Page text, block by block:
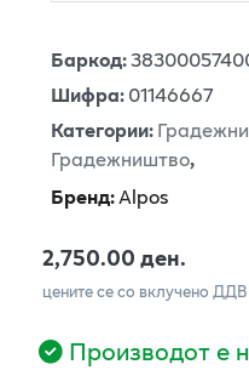
Баркод:
Шифра:01146667
Категории:
Градежништво,
Бренд:Alpos
2,750.00 ден.
цените се со вклучено ДДВ
Производот е